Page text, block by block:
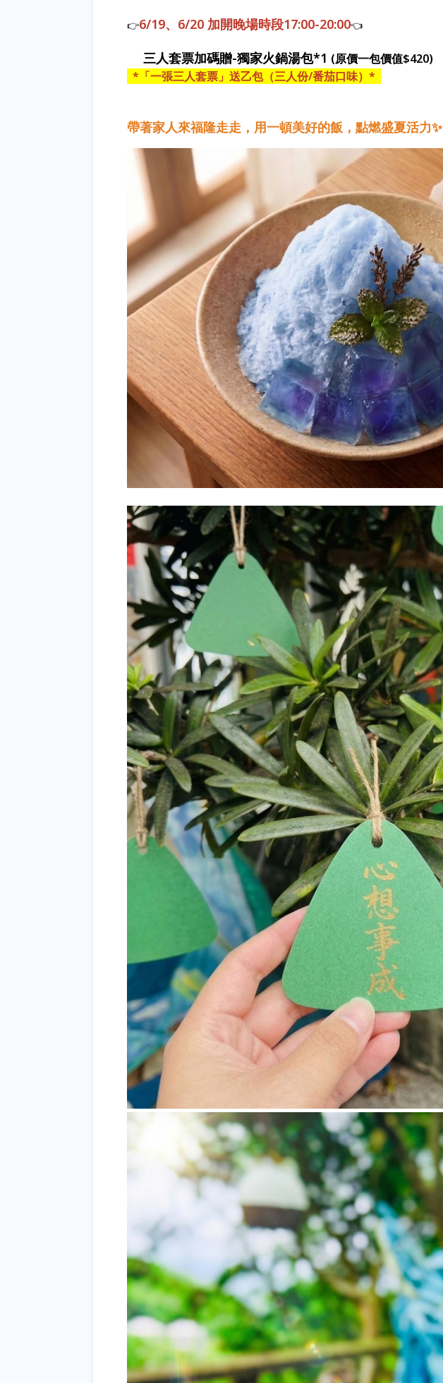
👉6/19、6/20 加開晚場時段17:00-20:00👈
三人套票加碼贈-獨家火鍋湯包*1 (原價一包價值$420)
*「一張三人套票」送乙包（三人份/番茄口味）*
帶著家人來福隆走走，用一頓美好的飯，點燃盛夏活力✨